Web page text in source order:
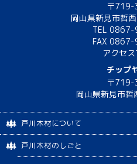
〒719-
岡山県新見市哲
TEL
FAX
アクセ
チップ
〒719-
岡山県新見市
戸川木材について
戸川木材のしごと